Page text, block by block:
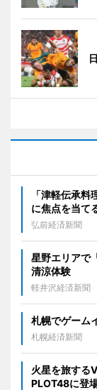
「津軽伝承
に焦点を当て
弘前経済新聞
星野エリアで
清涼体験
軽井沢経済新聞
札幌でゲーム
札幌経済新聞
火星を旅する
PLOT48に登